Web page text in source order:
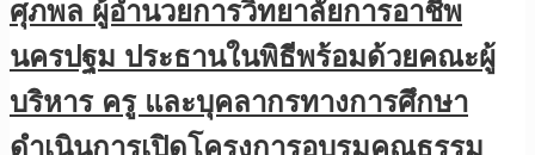
ศุภพล ผู้อำนวยการวิทยาลัยการอาชีพ
นครปฐม ประธานในพิธีพร้อมด้วยคณะผู้
บริหาร ครู และบุคลากรทางการศึกษา
ดำเนินการเปิดโครงการอบรมคุณธรรม